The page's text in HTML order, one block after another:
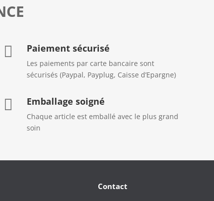
 Paiement sécurisé
Les paiements par carte bancaire sont
sécurisés (Paypal, Payplug, Caisse d’Epargne)
 Emballage soigné
Chaque article est emballé avec le plus grand
soin
Contact